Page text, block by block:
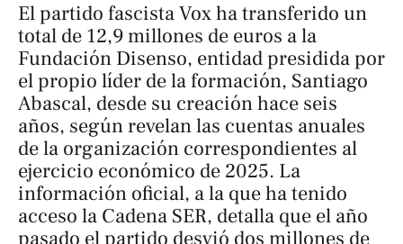
El partido fascista Vox ha transferido un
total de 12,9 millones de euros a la
Fundación Disenso, entidad presidida por
el propio líder de la formación, Santiago
Abascal, desde su creación hace seis
años, según revelan las cuentas anuales
de la organización correspondientes al
ejercicio económico de 2025. La
información oficial, a la que ha tenido
acceso la Cadena SER, detalla que el año
pasado el partido desvió dos millones de